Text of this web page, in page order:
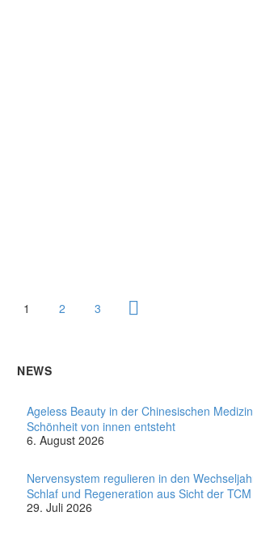
1 2 3
NEWS
Ageless Beauty in der Chinesischen
Schönheit von innen entsteht
6. August 2026
Nervensystem regulieren in den
Schlaf und Regeneration aus Sicht der TCM
29. Juli 2026